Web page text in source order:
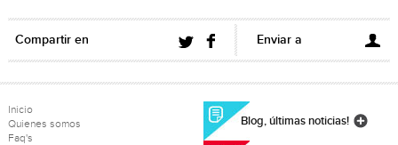
Compartir en Enviar a
Inicio
Quienes somos
Faq's
Blog, últimas noticias!